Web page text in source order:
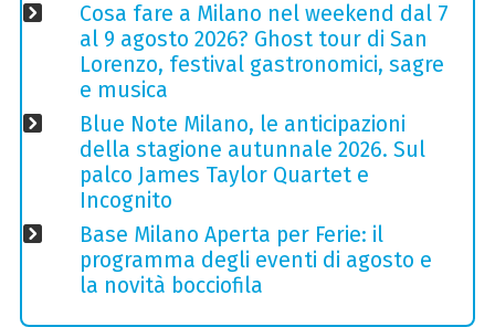
Cosa fare a Milano nel weekend dal 7
al 9 agosto 2026? Ghost tour di San
Lorenzo, festival gastronomici, sagre
e musica
Blue Note Milano, le anticipazioni
della stagione autunnale 2026. Sul
palco James Taylor Quartet e
Incognito
Base Milano Aperta per Ferie: il
programma degli eventi di agosto e
la novità bocciofila